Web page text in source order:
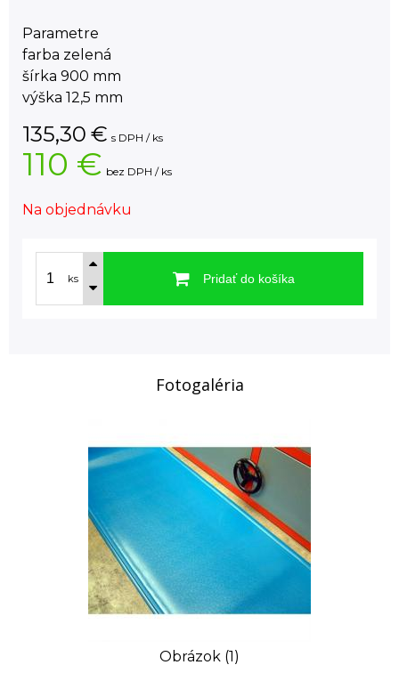
Parametre
farba zelená
šírka 900 mm
výška 12,5 mm
135,30 € s DPH / ks
110 € bez DPH / ks
Na objednávku
ks Pridať do košíka
Fotogaléria
Obrázok (1)